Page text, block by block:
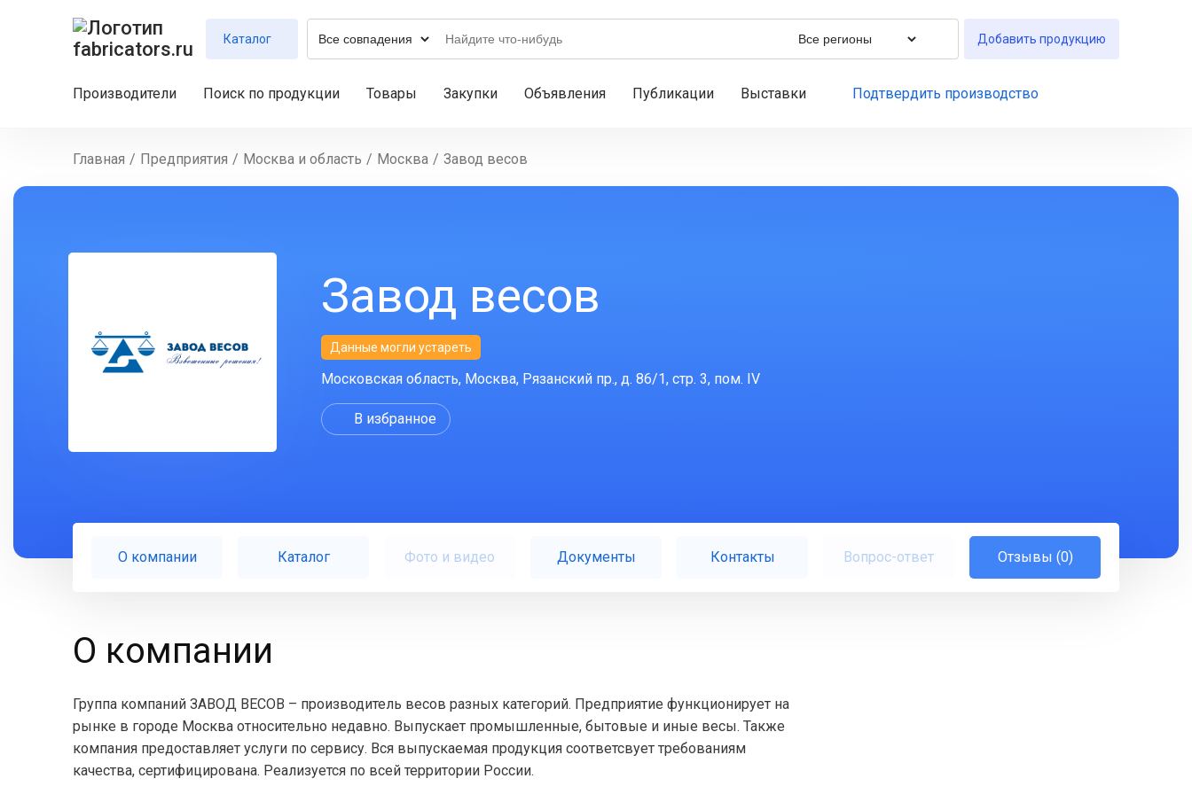
Каталог Добавить продукцию
Производители Поиск по продукции Товары Закупки Объявления Публикации Выставки Подтвердить производство
Главная / Предприятия / Москва и область / Москва / Завод весов
Завод весов
Данные могли устареть
Московская область, Москва, Рязанский пр., д. 86/1, стр. 3, пом. IV
В избранное
О компании Каталог Фото и видео Документы Контакты Вопрос-ответ Отзывы (0)
О компании
Группа компаний ЗАВОД ВЕСОВ – производитель весов разных категорий. Предприятие функционирует на
рынке в городе Москва относительно недавно. Выпускает промышленные, бытовые и иные весы. Также
компания предоставляет услуги по сервису. Вся выпускаемая продукция соответсвует требованиям
качества, сертифицирована. Реализуется по всей территории России.